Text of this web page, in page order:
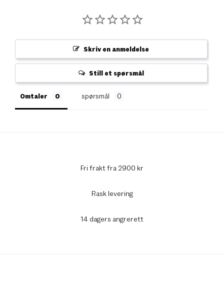
Skriv en anmeldelse
Still et spørsmål
Omtaler spørsmål
Fri frakt fra 2900 kr
Rask levering
14 dagers angrerett